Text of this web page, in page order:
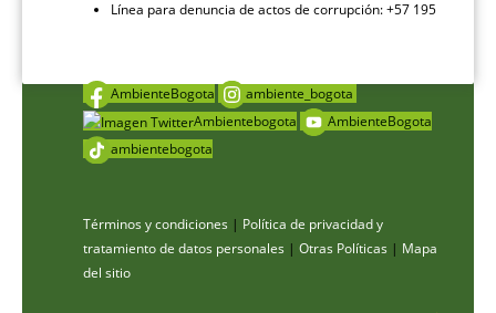
Línea para denuncia de actos de corrupción: +57 195
AmbienteBogota
ambiente_bogota
Ambientebogota
AmbienteBogota
ambientebogota
Términos y condiciones | Política de privacidad y
tratamiento de datos personales | Otras Políticas | Mapa
del sitio